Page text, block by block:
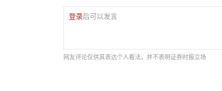
登录后可以发言
网友评论仅供其表达个人看法，并不表明证券时报立场